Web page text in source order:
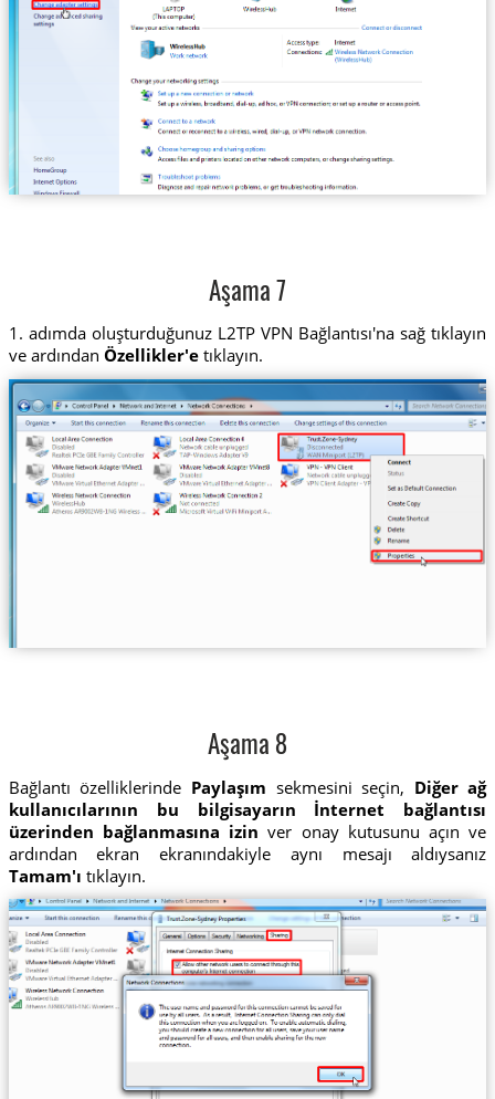
Aşama 7
1. adımda oluşturduğunuz L2TP VPN Bağlantısı'na sağ tıklayın
ve ardından Özellikler'etıklayın.
Aşama 8
Bağlantı özelliklerinde Paylaşım sekmesini seçin, Diğer ağ
kullanıcılarının bu bilgisayarın İnternet bağlantısı
üzerinden bağlanmasına izin ver onay kutusunu açın ve
ardından ekran ekranındakiyle aynı mesajı aldıysanız
Tamam'ı tıklayın.